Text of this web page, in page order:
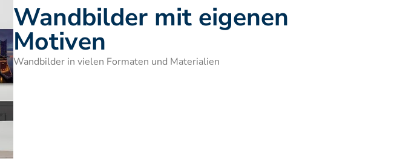
Wandbilder mit eigenen
Motiven
Wandbilder in vielen Formaten und Materialien